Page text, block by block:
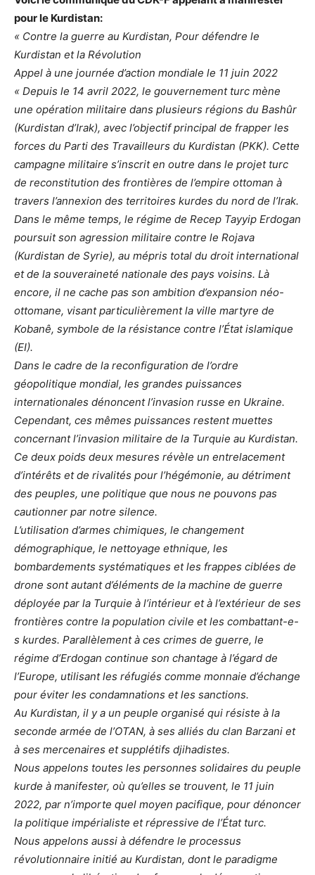
pour le Kurdistan:
« Contre la guerre au Kurdistan, Pour défendre le
Kurdistan et la Révolution
Appel à une journée d’action mondiale le 11 juin 2022
« Depuis le 14 avril 2022, le gouvernement turc mène
une opération militaire dans plusieurs régions du Bashûr
(Kurdistan d’Irak), avec l’objectif principal de frapper les
forces du Parti des Travailleurs du Kurdistan (PKK). Cette
campagne militaire s’inscrit en outre dans le projet turc
de reconstitution des frontières de l’empire ottoman à
travers l’annexion des territoires kurdes du nord de l’Irak.
Dans le même temps, le régime de Recep Tayyip Erdogan
poursuit son agression militaire contre le Rojava
(Kurdistan de Syrie), au mépris total du droit international
et de la souveraineté nationale des pays voisins. Là
encore, il ne cache pas son ambition d’expansion néo-
ottomane, visant particulièrement la ville martyre de
Kobanê, symbole de la résistance contre l’État islamique
(EI).
Dans le cadre de la reconfiguration de l’ordre
géopolitique mondial, les grandes puissances
internationales dénoncent l’invasion russe en Ukraine.
Cependant, ces mêmes puissances restent muettes
concernant l’invasion militaire de la Turquie au Kurdistan.
Ce deux poids deux mesures révèle un entrelacement
d’intérêts et de rivalités pour l’hégémonie, au détriment
des peuples, une politique que nous ne pouvons pas
cautionner par notre silence.
L’utilisation d’armes chimiques, le changement
démographique, le nettoyage ethnique, les
bombardements systématiques et les frappes ciblées de
drone sont autant d’éléments de la machine de guerre
déployée par la Turquie à l’intérieur et à l’extérieur de ses
frontières contre la population civile et les combattant-e-
s kurdes. Parallèlement à ces crimes de guerre, le
régime d’Erdogan continue son chantage à l’égard de
l’Europe, utilisant les réfugiés comme monnaie d’échange
pour éviter les condamnations et les sanctions.
Au Kurdistan, il y a un peuple organisé qui résiste à la
seconde armée de l’OTAN, à ses alliés du clan Barzani et
à ses mercenaires et supplétifs djihadistes.
Nous appelons toutes les personnes solidaires du peuple
kurde à manifester, où qu’elles se trouvent, le 11 juin
2022, par n’importe quel moyen pacifique, pour dénoncer
la politique impérialiste et répressive de l’État turc.
Nous appelons aussi à défendre le processus
révolutionnaire initié au Kurdistan, dont le paradigme